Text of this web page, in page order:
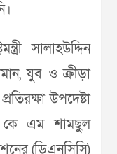
সালাহউদ্দিন
যুব ও ক্রীড়া
উপদেষ্টা
কে এম শামছুল
(ডিএনসিসি)